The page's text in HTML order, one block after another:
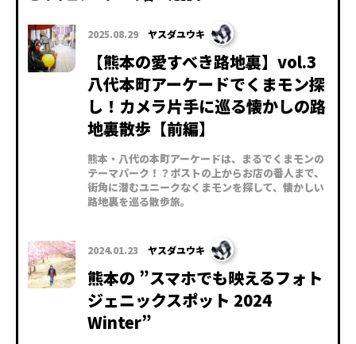
2025.08.29 ヤスダユウキ
【熊本の愛すべき路地裏】vol.3
八代本町アーケードでくまモン探
し！カメラ片手に巡る懐かしの路
地裏散歩【前編】
熊本・八代の本町アーケードは、まるでくまモンの
テーマパーク！？ポストの上からお店の番人まで、
街角に潜むユニークなくまモンを探して、懐かしい
路地裏を巡る散歩旅。
2024.01.23 ヤスダユウキ
熊本の ”スマホでも映えるフォト
ジェニックスポット 2024
Winter”